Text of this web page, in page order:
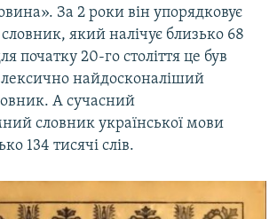
За 2 роки він упорядковує
який налічує близько 68
початку 20-го століття це був
найдосконаліший
А сучасний
словник української мови
134 тисячі слів.